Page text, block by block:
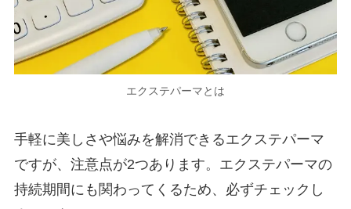
エクステパーマとは
手軽に美しさや悩みを解消できるエクステパーマ
ですが、注意点が2つあります。エクステパーマの
持続期間にも関わってくるため、必ずチェックし